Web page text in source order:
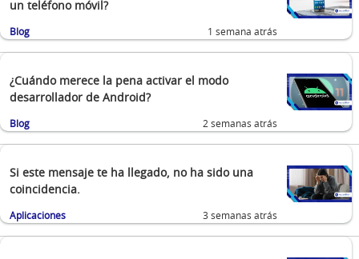
un teléfono móvil?
Blog 1 semana atrás
¿Cuándo merece la pena activar el modo
desarrollador de Android?
Blog 2 semanas atrás
Si este mensaje te ha llegado, no ha sido una
coincidencia.
Aplicaciones 3 semanas atrás